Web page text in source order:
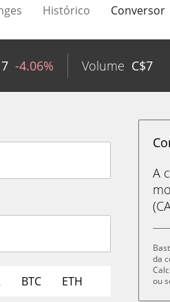
Histórico Conversor
-4.06% Volume C$7
BTC ETH
A
da
ou